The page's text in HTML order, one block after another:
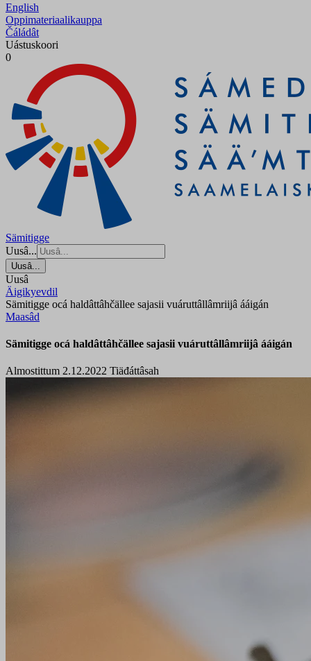
English
Oppimateriaalikauppa
Čáládât
Uástuskoori
0
Sämitigge
Uusâ...
Uusâ...
Uusâ
Äigikyevdil
Sämitigge ocá haldâttâhčällee sajasii vuáruttâllâmriijâ ááigán
Maasâd
Sämitigge ocá haldâttâhčällee sajasii vuáruttâllâmriijâ ááigán
Almostittum 2.12.2022 Tiäđáttâsah